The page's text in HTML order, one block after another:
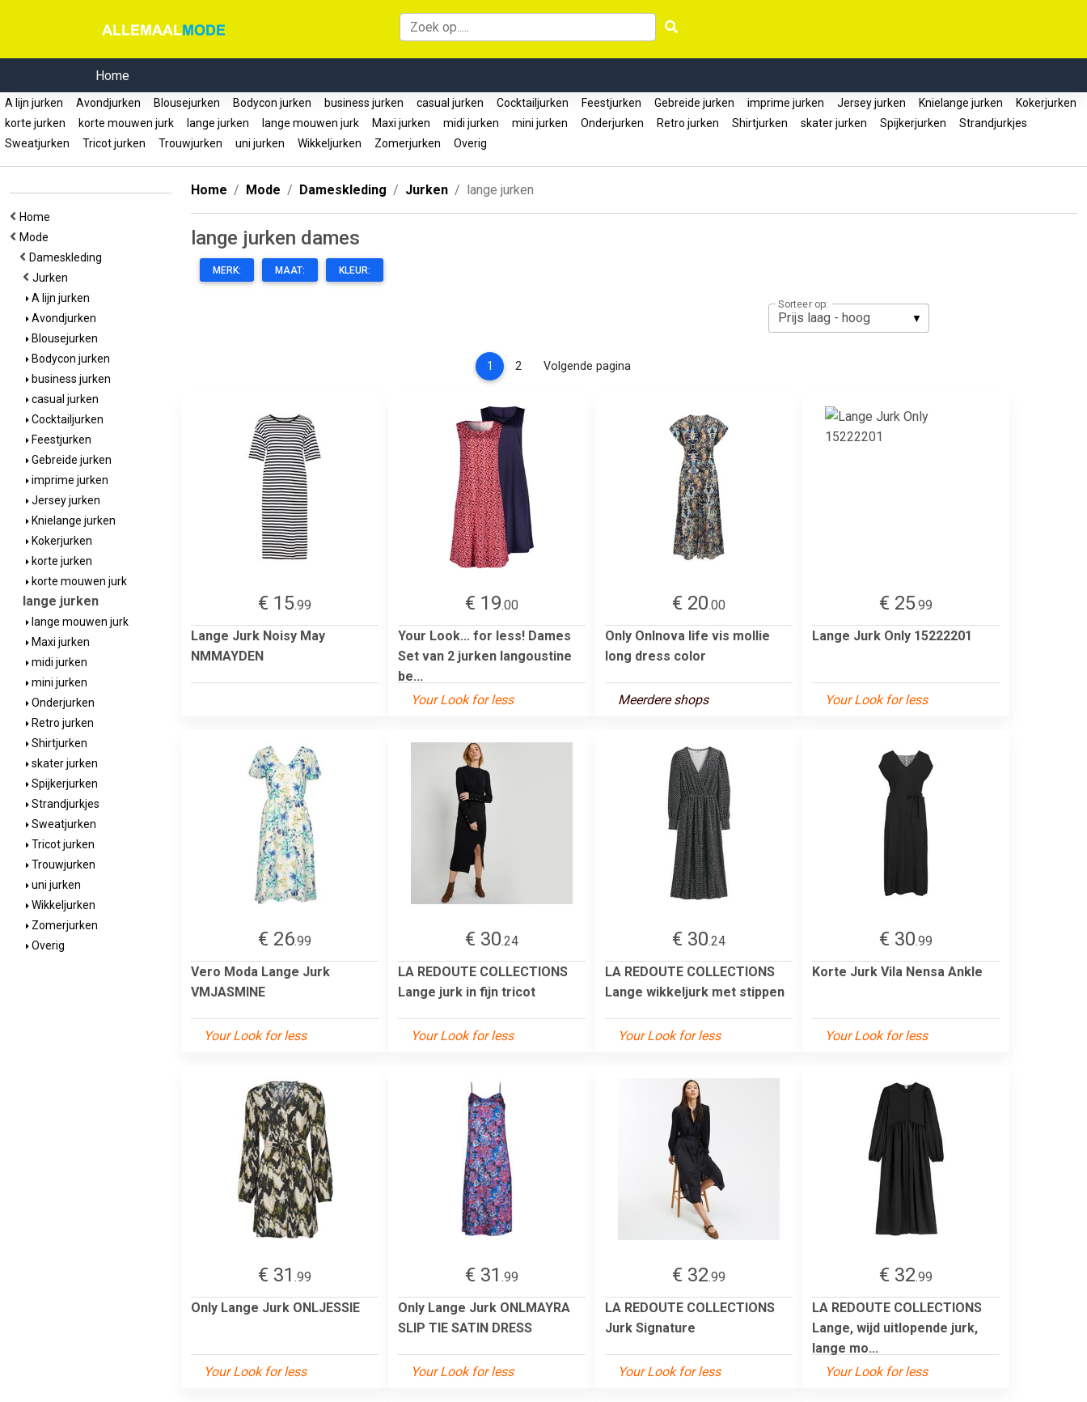
Home
A lijn jurken Avondjurken Blousejurken Bodycon jurken business jurken casual jurken Cocktailjurken Feestjurken Gebreide jurken imprime jurken Jersey jurken Knielange jurken
Kokerjurken
korte jurken
korte mouwen jurk lange jurken lange mouwen jurk Maxi jurken midi jurken mini jurken Onderjurken Retro jurken Shirtjurken skater jurken Spijkerjurken
Strandjurkjes
Sweatjurken
Tricot jurken Trouwjurken uni jurken Wikkeljurken Zomerjurken Overig
Home
Mode
Dameskleding
Jurken
A lijn jurken
Avondjurken
Blousejurken
Bodycon jurken
business jurken
casual jurken
Cocktailjurken
Feestjurken
Gebreide jurken
imprime jurken
Jersey jurken
Knielange jurken
Kokerjurken
korte jurken
korte mouwen jurk
lange jurken
lange mouwen jurk
Maxi jurken
midi jurken
mini jurken
Onderjurken
Retro jurken
Shirtjurken
skater jurken
Spijkerjurken
Strandjurkjes
Sweatjurken
Tricot jurken
Trouwjurken
uni jurken
Wikkeljurken
Zomerjurken
Overig
Home Mode Dameskleding Jurken lange jurken
lange jurken dames
MERK: MAAT: KLEUR:
Sorteer op:
1 (current)
2 Volgende pagina
€ 15.99
Lange Jurk Noisy May
NMMAYDEN
€ 19.00
Your Look... for less! Dames
Set van 2 jurken langoustine
be...
Your Look for less
€ 20.00
Only Onlnova life vis mollie
long dress color
Meerdere shops
€ 25.99
Lange Jurk Only 15222201
Your Look for less
€ 26.99
Vero Moda Lange Jurk
VMJASMINE
Your Look for less
€ 30.24
LA REDOUTE COLLECTIONS
Lange jurk in fijn tricot
Your Look for less
€ 30.24
LA REDOUTE COLLECTIONS
Lange wikkeljurk met stippen
Your Look for less
€ 30.99
Korte Jurk Vila Nensa Ankle
Your Look for less
€ 31 .99
Only Lange Jurk ONLJESSIE
Your Look for less
€ 31 .99
Only Lange Jurk ONLMAYRA
SLIP TIE SATIN DRESS
Your Look for less
€ 32.99
LA REDOUTE COLLECTIONS
Jurk Signature
Your Look for less
€ 32.99
LA REDOUTE COLLECTIONS
Lange, wijd uitlopende jurk,
lange mo...
Your Look for less